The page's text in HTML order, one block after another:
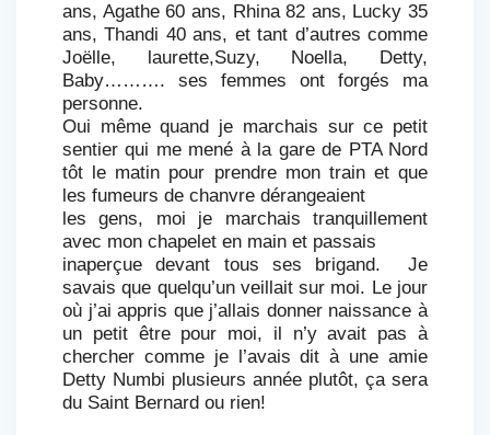
ans, Agathe 60 ans, Rhina 82 ans, Lucky 35
ans, Thandi 40 ans, et tant d’autres comme
Joëlle, laurette,Suzy, Noella, Detty,
Baby………. ses femmes ont forgés ma
personne.
Oui même quand je marchais sur ce petit
sentier qui me mené à la gare de PTA Nord
tôt le matin pour prendre mon train et que
les fumeurs de chanvre dérangeaient
les gens, moi je marchais tranquillement
avec mon chapelet en main et passais
inaperçue devant tous ses brigand. Je
savais que quelqu’un veillait sur moi. Le jour
où j’ai appris que j’allais donner naissance à
un petit être pour moi, il n’y avait pas à
chercher comme je l’avais dit à une amie
Detty Numbi plusieurs année plutôt, ça sera
du Saint Bernard ou rien!